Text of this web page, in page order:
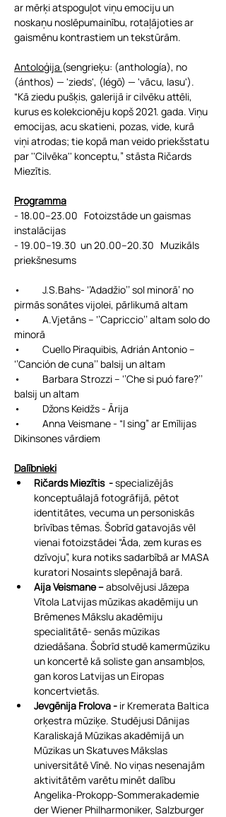
ar mērķi atspoguļot viņu emociju un
noskaņu noslēpumainību, rotaļājoties ar
gaismēnu kontrastiem un tekstūrām.
Antoloģija (sengrieķu: (anthología), no
(ánthos) — 'zieds', (légō) — 'vācu, lasu').
“Kā ziedu pušķis, galerijā ir cilvēku attēli,
kurus es kolekcionēju kopš 2021. gada. Viņu
emocijas, acu skatieni, pozas, vide, kurā
viņi atrodas; tie kopā man veido priekšstatu
par ''Cilvēka'' konceptu,” stāsta Ričards
Miezītis.
Programma
- 18.00–23.00   Fotoizstāde un gaismas
instalācijas
- 19.00–19.30  un 20.00–20.30   Muzikāls
priekšnesums
•	J.S.Bahs- ‘’Adadžio’’ sol minorā’ no
pirmās sonātes vijolei, pārlikumā altam
•	A.Vjetāns – ‘’Capriccio’’ altam solo do
minorā
•	Cuello Piraquibis, Adrián Antonio –
‘’Canción de cuna’’ balsij un altam
•	Barbara Strozzi – ‘’Che si puó fare?’’
balsij un altam
•	Džons Keidžs - Ārija
•	Anna Veismane - “I sing” ar Emīlijas
Dikinsones vārdiem
Dalībnieki
Ričards Miezītis  - specializējās
konceptuālajā fotogrāfijā, pētot
identitātes, vecuma un personiskās
brīvības tēmas. Šobrīd gatavojās vēl
vienai fotoizstādei “Āda, zem kuras es
dzīvoju”, kura notiks sadarbībā ar MASA
kuratori Nosaints slepēnajā barā.
Aija Veismane – absolvējusi Jāzepa
Vītola Latvijas mūzikas akadēmiju un
Brēmenes Mākslu akadēmiju
specialitātē- senās mūzikas
dziedāšana. Šobrīd studē kamermūziku
un koncertē kā soliste gan ansambļos,
gan koros Latvijas un Eiropas
koncertvietās.
Jevgēnija Frolova - ir Kremerata Baltica
orķestra mūziķe. Studējusi Dānijas
Karaliskajā Mūzikas akadēmijā un
Mūzikas un Skatuves Mākslas
universitātē Vīnē. No viņas nesenajām
aktivitātēm varētu minēt dalību
Angelika-Prokopp-Sommerakademie
der Wiener Philharmoniker, Salzburger